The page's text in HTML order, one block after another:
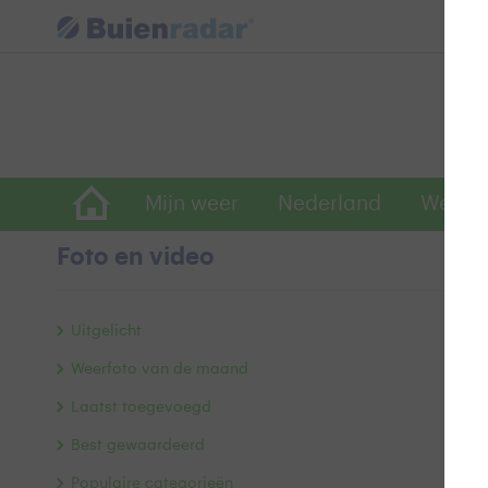
Mijn weer Nederland
Foto en video
Uitgelicht
Weerfoto van de maand
Laatst toegevoegd
Best gewaardeerd
Populaire categorieën